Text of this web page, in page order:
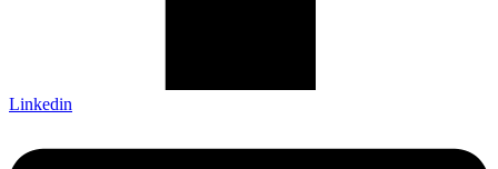
Linkedin